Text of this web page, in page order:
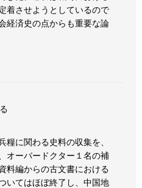
着させようとしているので
経済史の点からも重要な論
糧に関わる史料の収集を、
オーバードクター１名の補
料編からの古文書における
いてはほぼ終了し、中国地